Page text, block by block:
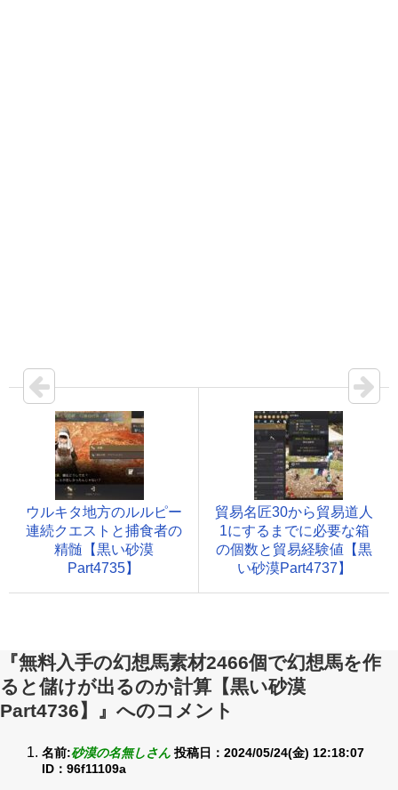
ウルキタ地方のルルピー
連続クエストと捕食者の
精髄【黒い砂漠
Part4735】
貿易名匠30から貿易道人
1にするまでに必要な箱
の個数と貿易経験値【黒
い砂漠Part4737】
『無料入手の幻想馬素材2466個で幻想馬を作
ると儲けが出るのか計算【黒い砂漠
Part4736】』へのコメント
名前:砂漠の名無しさん 投稿日：2024/05/24(金) 12:18:07
ID：96f11109a